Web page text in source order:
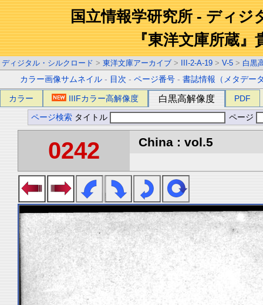
国立情報学研究所 - ディジ
『東洋文庫所蔵』
ディジタル・シルクロード > 東洋文庫アーカイブ > III-2-A-19 > V-5 > 白黒
カラー画像サムネイル - 目次 -ページ番号 -書誌情報（メタデー
カラー IIIFカラー高解像度 白黒高解像度 PDF
ページ検索 タイトル ページ
0242 China : vol.5